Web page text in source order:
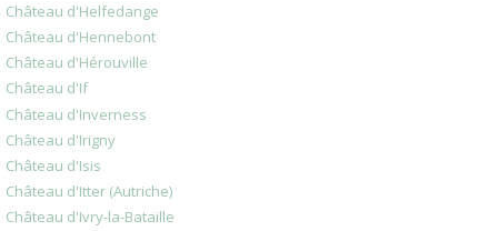
Château d'Helfedange
Château d'Hennebont
Château d'Hérouville
Château d'If
Château d'Inverness
Château d'Irigny
Château d'Isis
Château d'Itter (Autriche)
Château d'Ivry-la-Bataille